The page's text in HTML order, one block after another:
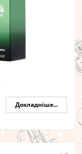
Докладніше...